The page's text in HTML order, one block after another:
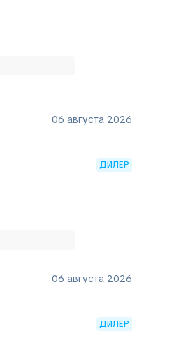
06 августа 2026
ДИЛЕР
06 августа 2026
ДИЛЕР